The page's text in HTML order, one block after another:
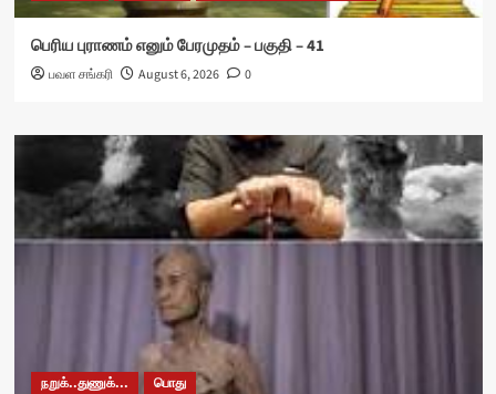
பெரிய புராணம் எனும் பேரமுதம் – பகுதி – 41
பவள சங்கரி August 6, 2026 0
நறுக்..துணுக்... பொது